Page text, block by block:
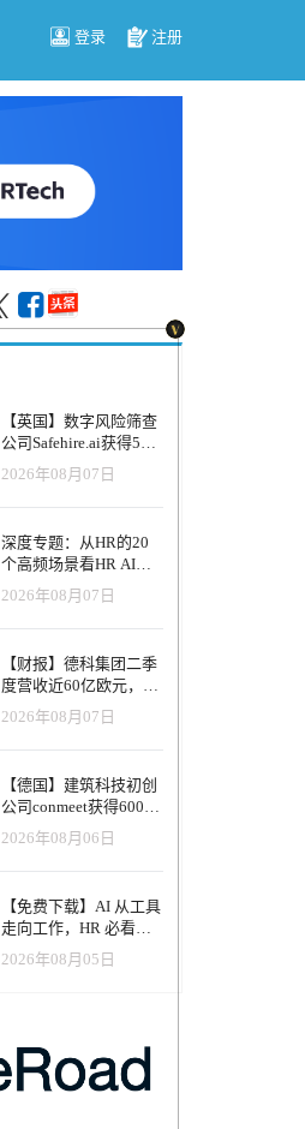
登录 注册
【英国】数字风险筛查
公司Safehire.ai获得50
万英镑融资，重塑招聘
风控体系
2026年08月07日
深度专题：从HR的20
个高频场景看HR AI真
正的增长机会
2026年08月07日
【财报】德科集团二季
度营收近60亿欧元，其
中AI代理已覆盖50%收
入，招聘服务进入运营
重构阶段
2026年08月07日
【德国】建筑科技初创
公司conmeet获得600万
欧元种子轮融资，用于
打造面向贸易和建筑行
业的AI操作系统
2026年08月06日
【免费下载】AI 从工具
走向工作，HR 必看五
大变革｜2026 年 8 月
HRTech 行业观察报告
2026年08月05日